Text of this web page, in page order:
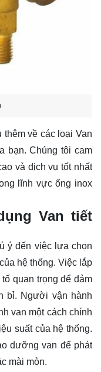
về các loại Van
bạn. Chúng tôi cam
và dịch vụ tốt nhất
lĩnh vực ống inox
Van tiết
ý đến việc lựa chọn
hệ thống. Việc lắp
quan trọng để đảm
bỉ. Người vận hành
van một cách chính
suất của hệ thống.
dưỡng van để phát
mài mòn.